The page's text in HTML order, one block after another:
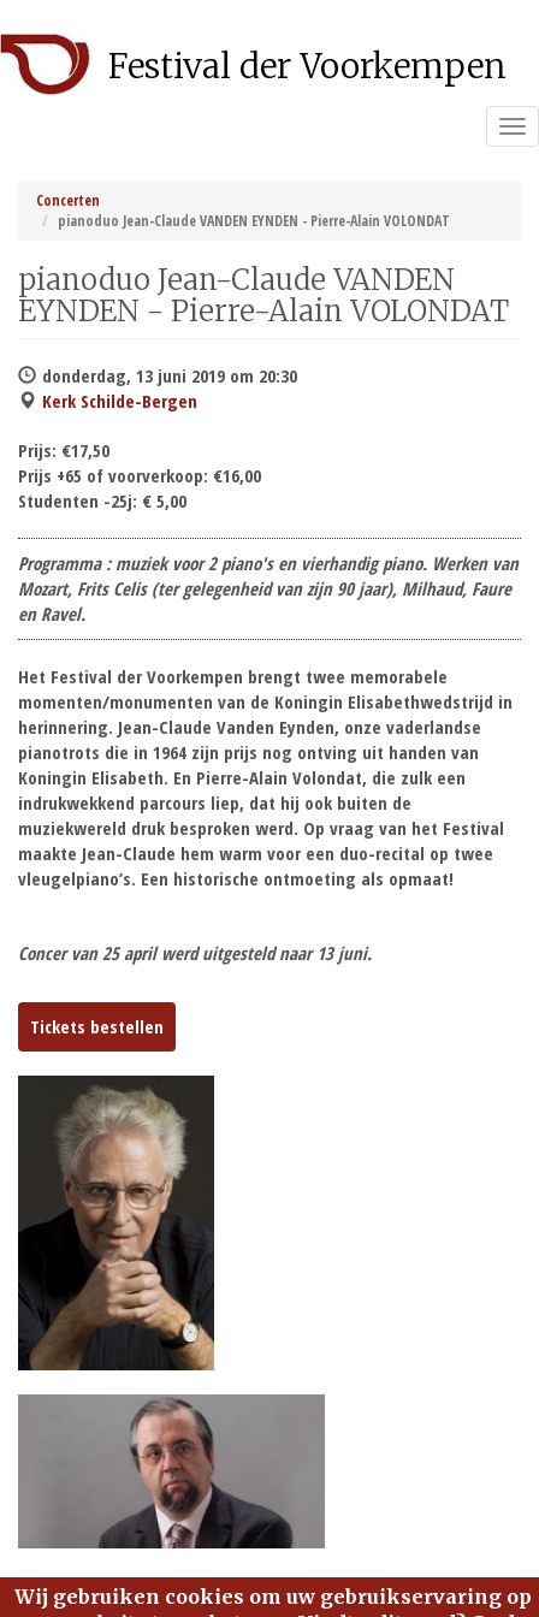
Overslaan
en
naar
Festival der Voorkempen
Concerten
pianoduo Jean-Claude VANDEN EYNDEN - Pierre-Alain VOLONDAT
pianoduo Jean-Claude VANDEN
EYNDEN - Pierre-Alain VOLONDAT
donderdag, 13 juni 2019 om 20:30
Kerk Schilde-Bergen
Prijs: €17,50
Prijs +65 of voorverkoop: €16,00
Studenten -25j: € 5,00
Programma : muziek voor 2 piano's en vierhandig piano. Werken van
Mozart, Frits Celis (ter gelegenheid van zijn 90 jaar), Milhaud, Faure
en Ravel.
Het Festival der Voorkempen brengt twee memorabele
momenten/monumenten van de Koningin Elisabethwedstrijd in
herinnering. Jean-Claude Vanden Eynden, onze vaderlandse
pianotrots die in 1964 zijn prijs nog ontving uit handen van
Koningin Elisabeth. En Pierre-Alain Volondat, die zulk een
indrukwekkend parcours liep, dat hij ook buiten de
muziekwereld druk besproken werd. Op vraag van het Festival
maakte Jean-Claude hem warm voor een duo-recital op twee
vleugelpiano’s. Een historische ontmoeting als opmaat!
Concer van 25 april werd uitgesteld naar 13 juni.
Tickets bestellen
Wij gebruiken cookies om uw gebruikservaring op